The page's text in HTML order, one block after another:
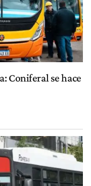
Coniferal se hace